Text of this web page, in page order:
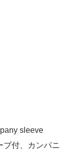
sleeve
ブ付、カンパニ